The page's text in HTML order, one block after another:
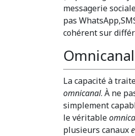
messagerie
pas
cohérent sur
Omnicanal
La capacité à
omnicanal. À ne
simplement
le véritable
plusieurs canaux